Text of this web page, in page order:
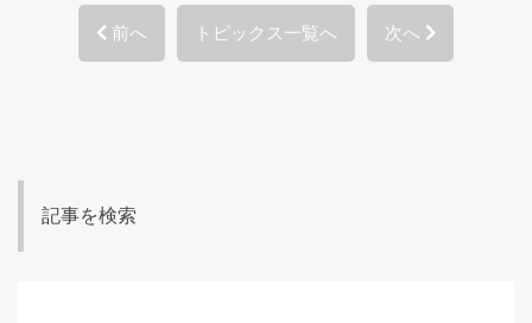
前へ トピックス一覧へ 次へ
記事を検索